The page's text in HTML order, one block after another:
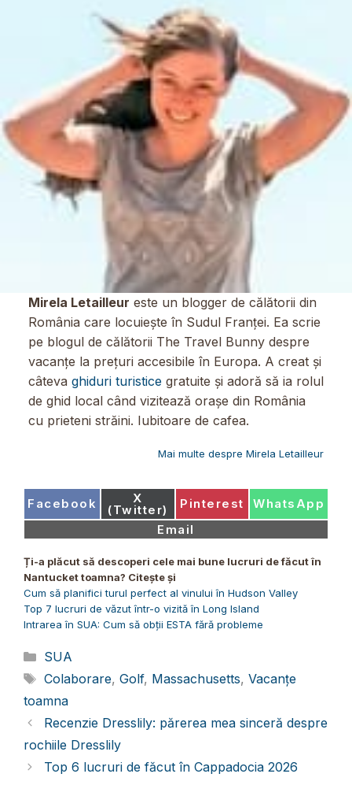
Mirela Letailleur este un blogger de călătorii din
România care locuiește în Sudul Franței. Ea scrie
pe blogul de călătorii The Travel Bunny despre
vacanțe la prețuri accesibile în Europa. A creat și
câteva ghiduri turisticegratuite și adoră să ia rolul
de ghid local când vizitează orașe din România
cu prieteni străini. Iubitoare de cafea.
Mai multe despre Mirela Letailleur
Share
Facebook Share
on
X
(Twitter) Share
Pinterest Share
WhatsApp
Share
on
Email
Ți-a plăcut să descoperi cele mai bune lucruri de făcut în
Nantucket toamna? Citește și
Cum să planifici turul perfect al vinului în Hudson Valley
Top 7 lucruri de văzut într-o vizită în Long Island
Intrarea în SUA: Cum să obții ESTA fără probleme
Categorii
SUA
Etichete
Colaborare, Golf, Massachusetts, Vacanțe
toamna
Recenzie Dresslily: părerea mea sinceră despre
rochiile Dresslily
Top 6 lucruri de făcut în Cappadocia 2026